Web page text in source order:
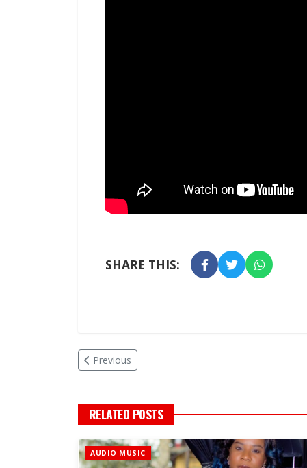
SHARE THIS:
Previous
RELATED POSTS
AUDIO MUSIC